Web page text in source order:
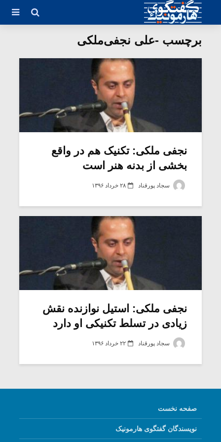
برچسب -علی نجفی‌ملکی
نجفی ملکی: تکنیک هم در واقع
بخشی از بدنه هنر است
سجاد پورقناد ۲۸ خرداد ۱۳۹۶
نجفی ملکی: استیل نوازنده نقش
زیادی در تسلط تکنیکی او دارد
سجاد پورقناد ۲۲ خرداد ۱۳۹۶
صفحه نخست
نویسندگان گفتگوی هارمونیک